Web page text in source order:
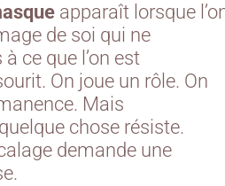
apparaît lorsque
de soi qui ne
ce que l’on est
On joue un rôle. On
Mais
chose résiste.
demande une